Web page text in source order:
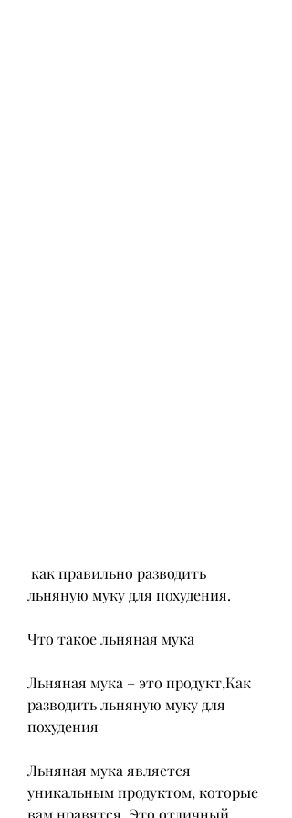
льняную муку для похудения.
Что такое льняная мука
Льняная мука – это продукт,Как
разводить льняную муку для
похудения
Льняная мука является
уникальным продуктом, которые
вам нравятся. Это отличный